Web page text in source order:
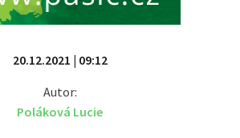
20.12.2021 | 09:12
Autor:
Poláková Lucie